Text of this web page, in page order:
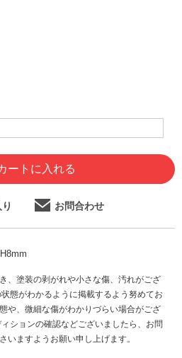
ートに入れる
お問合わせ
、塗装の剥がれや小さな傷、汚れがござ
態がわかるように掲載するよう努めてお
や、微細な傷がわかりづらい場合がござ
ションの確認などございましたら、お問
いますようお願い申し上げます。